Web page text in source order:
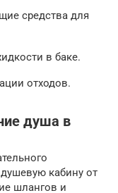
средства для
в баке.
отходов.
душа в
кабину от
шлангов и